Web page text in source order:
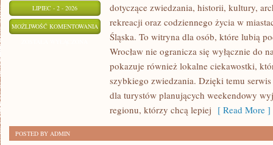
LIPIEC - 2 - 2026
MOŻLIWOŚĆ KOMENTOWANIA GŁOGÓW
dotyczące zwiedzania, historii, kultury,
rekreacji oraz codziennego życia w
Śląska. To witryna dla osób, które lubią
Wrocław nie ogranicza się wyłącznie do
pokazuje również lokalne ciekawostki,
szybkiego zwiedzania. Dzięki temu
dla turystów planujących weekendowy
regionu, którzy chcą lepiej [ Read More ]
POSTED BY ADMIN